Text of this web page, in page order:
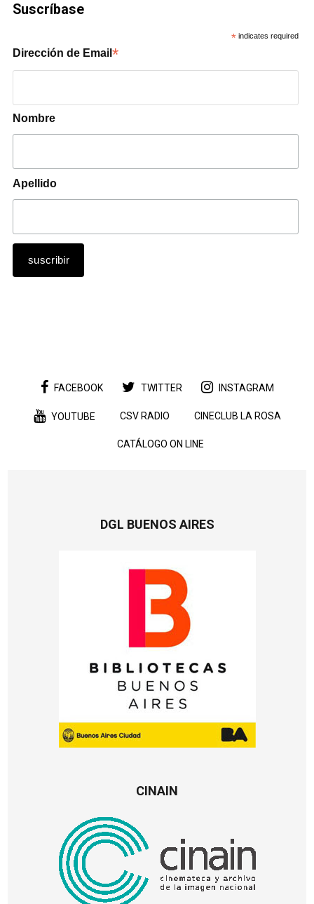
Suscríbase
* indicates required
Dirección de Email*
Nombre
Apellido
FACEBOOK TWITTER INSTAGRAM
YOUTUBE CSV RADIO CINECLUB LA ROSA
CATÁLOGO ON LINE
DGL BUENOS AIRES
CINAIN